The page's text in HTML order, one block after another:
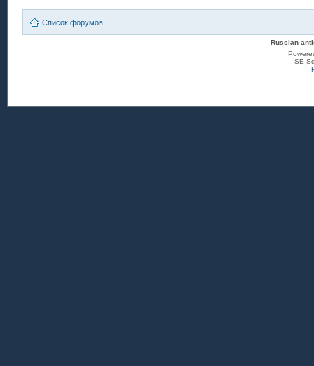
Список форумов
Russian
SE